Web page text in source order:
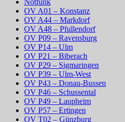
OV A01 – Konstanz
OV A44 – Markdorf
OV A48 – Pfullendorf
OV P09 – Ravensburg
OV P14 – Ulm
OV P21 – Biberach
OV P29 – Sigmaringen
OV P39 – Ulm-West
OV P43 – Donau-Bussen
OV P46 – Schussental
OV P49 – Laupheim
OV P57 – Ertingen
OV T02 – Günzburg